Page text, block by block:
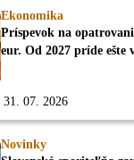
Ekonomika
Príspevok na
eur. Od 2027 príde ešte
31. 07. 2026
Novinky